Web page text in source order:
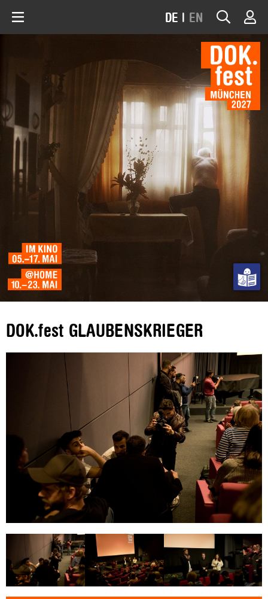
DE | EN
DOK.fest GLAUBENSKRIEGER